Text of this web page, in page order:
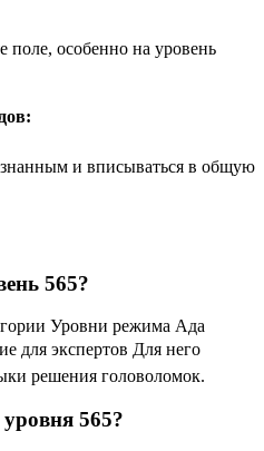
поле, особенно на уровень
и вписываться в общую
565?
Уровни режима Ада
для экспертов Для него
решения головоломок.
565?